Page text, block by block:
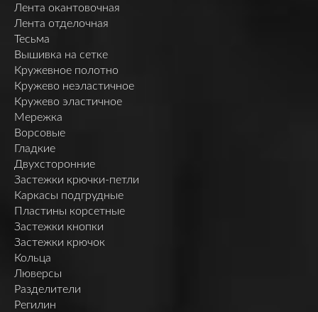
Лента окантовочная
Лента отделочная
Тесьма
Вышивка на сетке
Кружевное полотно
Кружево неэластичное
Кружево эластичное
Мережка
Ворсовые
Гладкие
Двухсторонние
Застежки крючки-петли
Каркасы подгрудные
Пластины корсетные
Застежки кнопки
Застежки крючок
Кольца
Люверсы
Разделители
Регилин